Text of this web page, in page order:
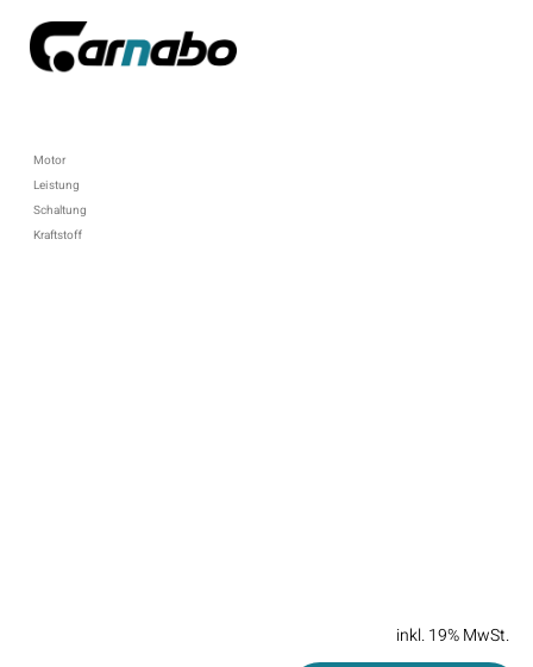
Motor
Leistung
Schaltung
Kraftstoff
inkl. 19% MwSt.